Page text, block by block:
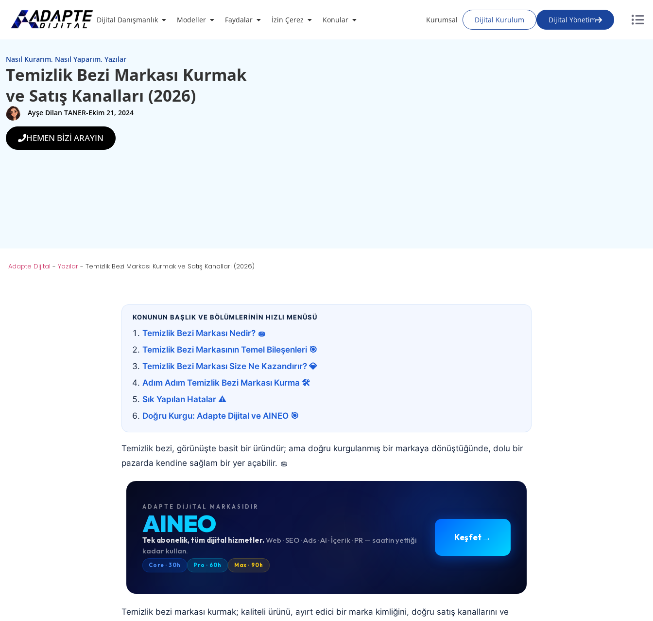
Dijital Danışmanlık Modeller Faydalar İzin Çerez Konular Kurumsal Dijital Kurulum Dijital Yönetim
Nasıl Kurarım, Nasıl Yaparım, Yazılar
Temizlik Bezi Markası Kurmak
ve Satış Kanalları (2026)
Ayşe Dilan TANER-Ekim 21, 2024
HEMEN BİZİ ARAYIN
Adapte Dijital - Yazılar - Temizlik Bezi Markası Kurmak ve Satış Kanalları (2026)
KONUNUN BAŞLIK VE BÖLÜMLERİNİN HIZLI MENÜSÜ
Temizlik Bezi Markası Nedir? 🧽
Temizlik Bezi Markasının Temel Bileşenleri 🎯
Temizlik Bezi Markası Size Ne Kazandırır? 💎
Adım Adım Temizlik Bezi Markası Kurma 🛠️
Sık Yapılan Hatalar ⚠️
Doğru Kurgu: Adapte Dijital ve AINEO 🎯
Temizlik bezi, görünüşte basit bir üründür; ama doğru kurgulanmış bir markaya dönüştüğünde, dolu bir
pazarda kendine sağlam bir yer açabilir. 🧽
ADAPTE DIJITAL MARKASIDIR
AINEO
Tek abonelik, tüm dijital hizmetler.Web · SEO · Ads · AI · İçerik · PR — saatin yettiği
kadar kullan.
Core · 30h Pro · 60h Max · 90h
Keşfet→
Temizlik bezi markası kurmak; kaliteli ürünü, ayırt edici bir marka kimliğini, doğru satış kanallarını ve